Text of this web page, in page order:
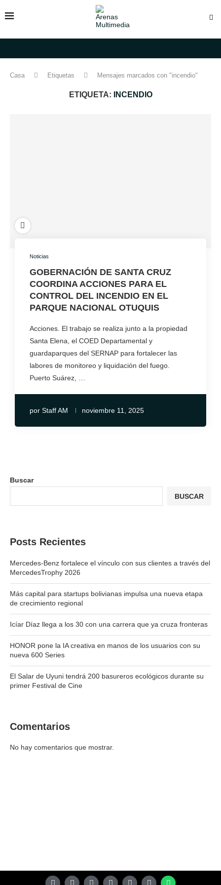
Casa Etiquetas Mensajes marcados con "incendio"
ETIQUETA: INCENDIO
Noticias
GOBERNACIÓN DE SANTA CRUZ
COORDINA ACCIONES PARA EL
CONTROL DEL INCENDIO EN EL
PARQUE NACIONAL OTUQUIS
Acciones. El trabajo se realiza junto a la propiedad
Santa Elena, el COED Departamental y
guardaparques del SERNAP para fortalecer las
labores de monitoreo y liquidación del fuego.
Puerto Suárez, …
por Staff AM noviembre 11, 2025
Buscar
BUSCAR
Posts Recientes
Mercedes-Benz fortalece el vínculo con sus clientes a través del
MercedesTrophy 2026
Más capital para startups bolivianas impulsa una nueva etapa
de crecimiento regional
Icíar Díaz llega a los 30 con una carrera que ya cruza fronteras
HONOR pone la IA creativa en manos de los usuarios con su
nueva 600 Series
El Salar de Uyuni tendrá 200 basureros ecológicos durante su
primer Festival de Cine
Comentarios
No hay comentarios que mostrar.